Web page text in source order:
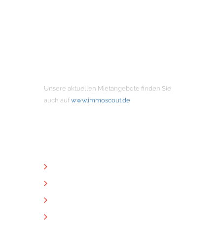
Unsere aktuellen Mietangebote finden Sie
auch auf www.immoscout.de